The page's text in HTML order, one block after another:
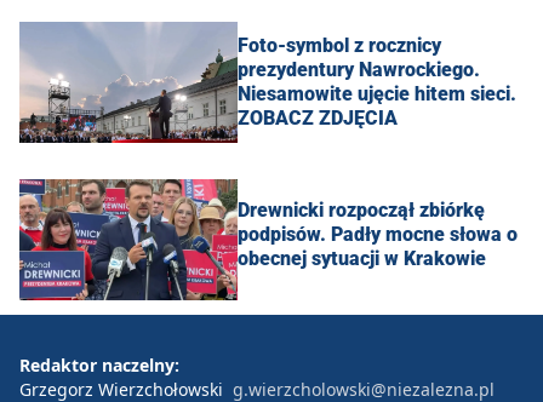
Foto-symbol z rocznicy
prezydentury Nawrockiego.
Niesamowite ujęcie hitem sieci.
ZOBACZ ZDJĘCIA
Drewnicki rozpoczął zbiórkę
podpisów. Padły mocne słowa o
obecnej sytuacji w Krakowie
Redaktor naczelny:
Grzegorz Wierzchołowski g.wierzcholowski@niezalezna.pl